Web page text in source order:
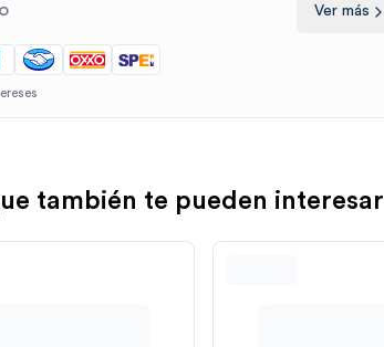
Ver más
también te pueden interesar